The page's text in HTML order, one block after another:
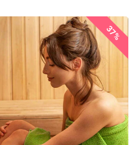
37%